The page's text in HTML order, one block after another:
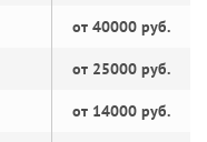
от 40000 руб.
от 25000 руб.
от 14000 руб.